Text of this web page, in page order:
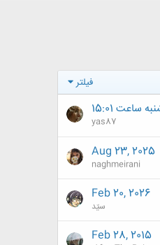
فیلتر
ساعت 15:01
yas87
Aug 23, 2025
naghmeirani
Feb 20, 2026
سیّد
Feb 28, 2015